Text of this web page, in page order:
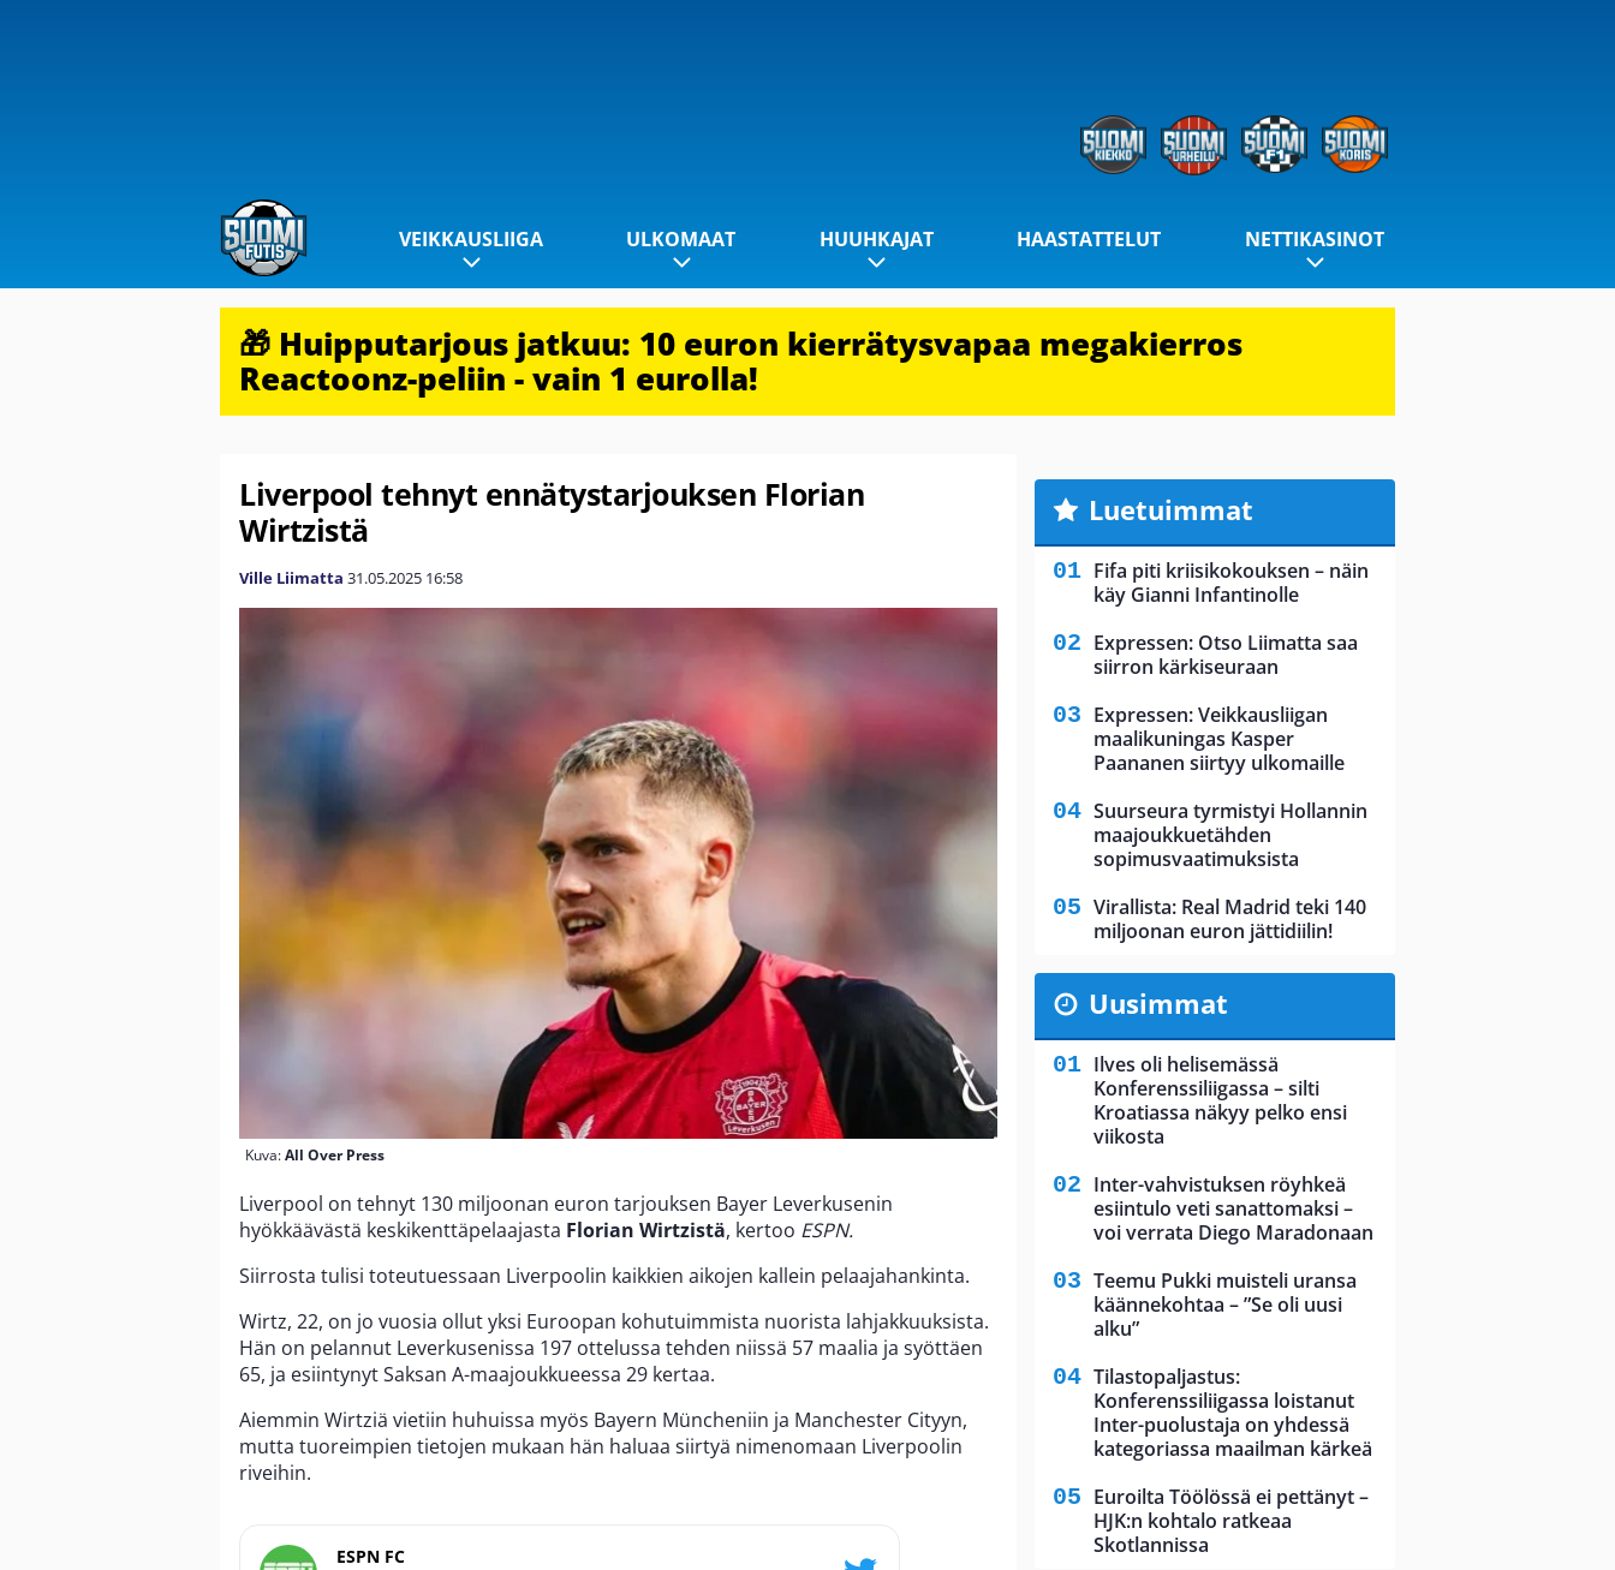
VEIKKAUSLIIGA ULKOMAAT HUUHKAJAT HAASTATTELUT NETTIKASINOT
🎁 Huipputarjous jatkuu: 10 euron kierrätysvapaa megakierros
Reactoonz-peliin - vain 1 eurolla!
Liverpool tehnyt ennätystarjouksen Florian
Wirtzistä
Ville Liimatta 31.05.2025 16:58
Kuva:All Over Press
Liverpool on tehnyt 130 miljoonan euron tarjouksen Bayer Leverkusenin
hyökkäävästä keskikenttäpelaajasta Florian Wirtzistä, kertoo ESPN.
Siirrosta tulisi toteutuessaan Liverpoolin kaikkien aikojen kallein pelaajahankinta.
Wirtz, 22, on jo vuosia ollut yksi Euroopan kohutuimmista nuorista lahjakkuuksista.
Hän on pelannut Leverkusenissa 197 ottelussa tehden niissä 57 maalia ja syöttäen
65, ja esiintynyt Saksan A-maajoukkueessa 29 kertaa.
Aiemmin Wirtziä vietiin huhuissa myös Bayern Müncheniin ja Manchester Cityyn,
mutta tuoreimpien tietojen mukaan hän haluaa siirtyä nimenomaan Liverpoolin
riveihin.
ESPN FC
Luetuimmat
Fifa piti kriisikokouksen – näin
käy Gianni Infantinolle
Expressen: Otso Liimatta saa
siirron kärkiseuraan
Expressen: Veikkausliigan
maalikuningas Kasper
Paananen siirtyy ulkomaille
Suurseura tyrmistyi Hollannin
maajoukkuetähden
sopimusvaatimuksista
Virallista: Real Madrid teki 140
miljoonan euron jättidiilin!
Uusimmat
Ilves oli helisemässä
Konferenssiliigassa – silti
Kroatiassa näkyy pelko ensi
viikosta
Inter-vahvistuksen röyhkeä
esiintulo veti sanattomaksi –
voi verrata Diego Maradonaan
Teemu Pukki muisteli uransa
käännekohtaa – ”Se oli uusi
alku”
Tilastopaljastus:
Konferenssiliigassa loistanut
Inter-puolustaja on yhdessä
kategoriassa maailman kärkeä
Euroilta Töölössä ei pettänyt –
HJK:n kohtalo ratkeaa
Skotlannissa